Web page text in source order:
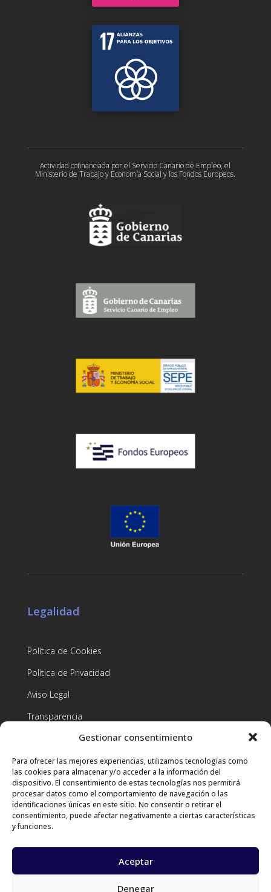
Gestionar consentimiento
Para ofrecer las mejores experiencias, utilizamos tecnologías como
las cookies para almacenar y/o acceder a la información del
dispositivo. El consentimiento de estas tecnologías nos permitirá
procesar datos como el comportamiento de navegación o las
identificaciones únicas en este sitio. No consentir o retirar el
consentimiento, puede afectar negativamente a ciertas características
y funciones.
Aceptar
Denegar
Actividad cofinanciada por el Servicio Canario de Empleo, el
Ministerio de Trabajo y Economía Social y los Fondos Europeos.
Legalidad
Política de Cookies
Política de Privacidad
Aviso Legal
Transparencia
Condiciones de contratación
Contacto
 +34 659 28 66 72
Calle Maya, 17 - Planta Baja, 38202, San
Cristóbal de La Laguna, Tenerife, Canarias